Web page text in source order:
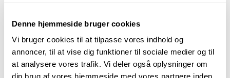
Denne hjemmeside bruger cookies
Vi bruger cookies til at tilpasse vores indhold og
annoncer, til at vise dig funktioner til sociale medier og til
at analysere vores trafik. Vi deler også oplysninger om
2025 Product Highlights